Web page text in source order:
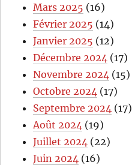
Mars 2025 (16)
Février 2025 (14)
Janvier 2025 (12)
Décembre 2024 (17)
Novembre 2024 (15)
Octobre 2024 (17)
Septembre 2024 (17)
Août 2024 (19)
Juillet 2024 (22)
Juin 2024 (16)